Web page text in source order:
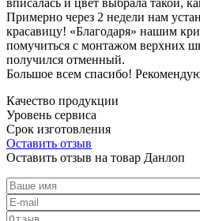
Примерно через 2 недели нам
красавицу! «Благодаря» нашим
помучиться с монтажом верхних
получился отменный.
Большое всем спасибо!
Качество продукции
Уровень сервиса
Срок изготовления
Оставить отзыв
Оставить отзыв на товар Данлоп